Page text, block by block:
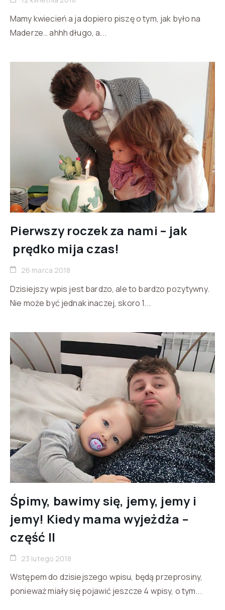
Mamy kwiecień a ja dopiero piszę o tym, jak było na
Maderze… ahhh długo, a...
Pierwszy roczek za nami – jak
prędko mija czas!
26 marca 2018
Dzisiejszy wpis jest bardzo, ale to bardzo pozytywny.
Nie może być jednak inaczej, skoro 1...
Śpimy, bawimy się, jemy, jemy i
jemy! Kiedy mama wyjeżdża –
część II
23 lutego 2018
Wstępem do dzisiejszego wpisu, będą przeprosiny,
ponieważ miały się pojawić jeszcze 4 wpisy, o tym...